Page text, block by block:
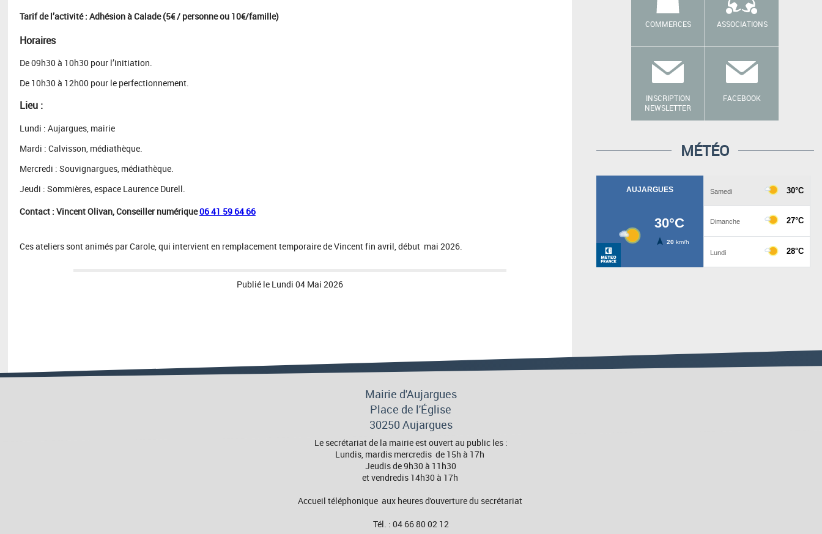
Tarif de l’activité : Adhésion à Calade (5€ / personne ou 10€/famille)
Horaires
De 09h30 à 10h30 pour l’initiation.
De 10h30 à 12h00 pour le perfectionnement.
Lieu :
Lundi : Aujargues, mairie
Mardi : Calvisson, médiathèque.
Mercredi : Souvignargues, médiathèque.
Jeudi : Sommières, espace Laurence Durell.
Contact : Vincent Olivan, Conseiller numérique06 41 59 64 66
Ces ateliers sont animés par Carole, qui intervient en remplacement temporaire de Vincent fin avril, début mai 2026.
Publié le Lundi 04 Mai 2026
COMMERCES ASSOCIATIONS
INSCRIPTION
NEWSLETTER
FACEBOOK
MÉTÉO
Mairie d'Aujargues
Place de l'Église
30250 Aujargues
Le secrétariat de la mairie est ouvert au public les :
Lundis, mardis mercredis de 15h à 17h
Jeudis de 9h30 à 11h30
et vendredis 14h30 à 17h
Accueil téléphonique aux heures d'ouverture du secrétariat
Tél. : 04 66 80 02 12